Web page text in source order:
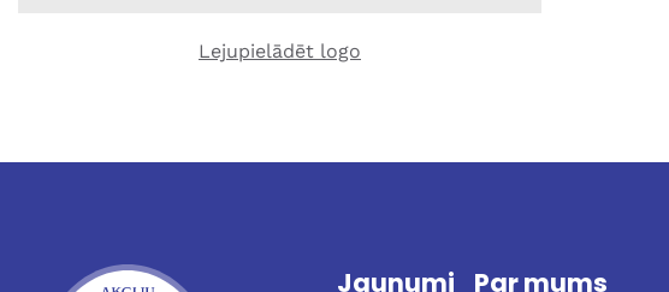
Lejupielādēt logo
Jaunumi Par mums